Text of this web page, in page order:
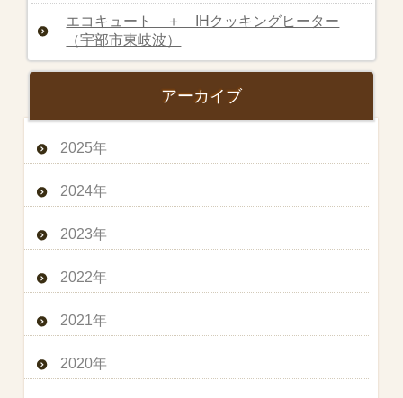
エコキュート ＋ IHクッキングヒーター
（宇部市東岐波）
アーカイブ
2025年
2024年
2023年
2022年
2021年
2020年